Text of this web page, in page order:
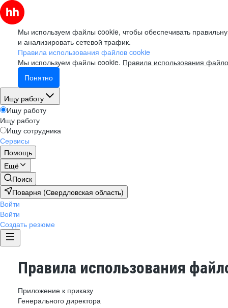
Мы используем файлы cookie, чтобы обеспечивать
и анализировать сетевой трафик.
Правила использования файлов cookie
Мы используем файлы cookie. Правила использования
Понятно
Ищу работу
Ищу работу
Ищу работу
Ищу сотрудника
Сервисы
Помощь
Ещё
Поиск
Поварня (Свердловская область)
Войти
Войти
Создать резюме
Правила использования
Приложение к приказу
Генерального директора